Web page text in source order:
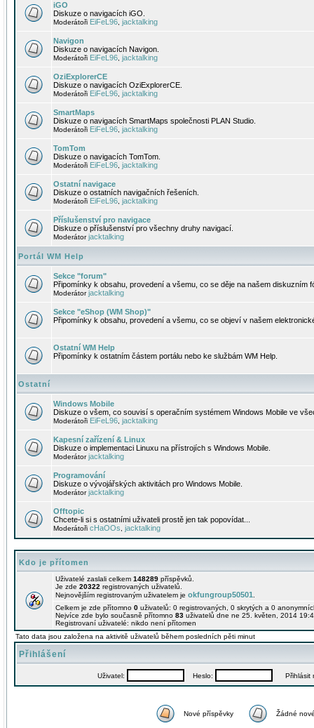
iGO
Diskuze o navigacích iGO.
Moderátoři EiFeL96 jacktalking
Navigon
Diskuze o navigacích Navigon.
Moderátoři EiFeL96 jacktalking
OziExplorerCE
Diskuze o navigacích OziExplorerCE.
Moderátoři EiFeL96 jacktalking
SmartMaps
Diskuze o navigacích SmartMaps společnosti PLAN Studio.
Moderátoři EiFeL96 jacktalking
TomTom
Diskuze o navigacích TomTom.
Moderátoři EiFeL96 jacktalking
Ostatní navigace
Diskuze o ostatních navigačních řešeních.
Moderátoři EiFeL96 jacktalking
Příslušenství pro navigace
Diskuze o příslušenství pro všechny druhy navigací.
Moderátorjacktalking
Portál WM Help
Sekce "forum"
Připomínky k obsahu, provedení a všemu, co se děje na našem diskuzním
Moderátorjacktalking
Sekce "eShop (WM Shop)"
Připomínky k obsahu, provedení a všemu, co se objeví v našem
Ostatní WM Help
Připomínky k ostatním částem portálu nebo ke službám WM Help.
Ostatní
Windows Mobile
Diskuze o všem, co souvisí s operačním systémem Windows Mobile ve
Moderátoři EiFeL96 jacktalking
Kapesní zařízení & Linux
Diskuze o implementaci Linuxu na přístrojích s Windows Mobile.
Moderátorjacktalking
Programování
Diskuze o vývojářských aktivitách pro Windows Mobile.
Moderátorjacktalking
Offtopic
Chcete-li si s ostatními uživateli prostě jen tak popovídat...
Moderátoři cHaOOs jacktalking
Kdo je přítomen
Uživatelé zaslali celkem 148289 příspěvků.
Je zde 20322 registrovaných uživatelů.
Nejnovějším registrovaným uživatelem je okfungroup50501
Celkem je zde přítomno 0 uživatelů: 0 registrovaných, 0 skrytých a 0
Nejvíce zde bylo současně přítomno 83 uživatelů dne ne 25. květen, 2014
Registrovaní uživatelé: nikdo není přítomen
Tato data jsou založena na aktivitě uživatelů během posledních pěti minut
Přihlášení
Uživatel: Heslo: Přihlásit
Nové příspěvky Žádné